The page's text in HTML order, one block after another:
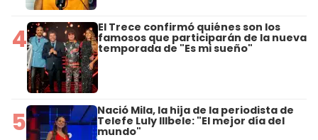
4 El Trece confirmó quiénes son los
famosos que participarán de la nueva
temporada de "Es mi sueño"
5 Nació Mila, la hija de la periodista de
Telefe Luly Illbele: "El mejor día del
mundo"